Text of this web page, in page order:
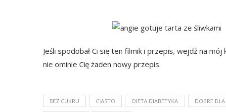
Jeśli spodobał Ci się ten filmik i przepis, wejdź na mój
nie ominie Cię żaden nowy przepis.
BEZ CUKRU CIASTO DIETA DIABETYKA DOBRE